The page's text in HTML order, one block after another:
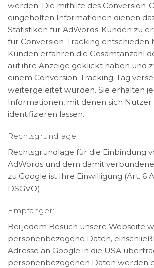
werden. Die mithilfe des Conversion-
eingeholten Informationen dienen
Statistiken für AdWords-Kunden zu
für Conversion-Tracking entschieden
Kunden erfahren die Gesamtanzahl
auf ihre Anzeige geklickt haben und
einem Conversion-Tracking-Tag
weitergeleitet wurden. Sie erhalten
Informationen, mit denen sich
identifizieren lassen.
Rechtsgrundlage:
Rechtsgrundlage für die Einbindung
AdWords und dem damit
zu Google ist Ihre Einwilligung (Art. 6
DSGVO).
Empfänger:
Bei jedem Besuch unsere Webseite
personenbezogene Daten,
Adresse an Google in die USA
personenbezogenen Daten werden